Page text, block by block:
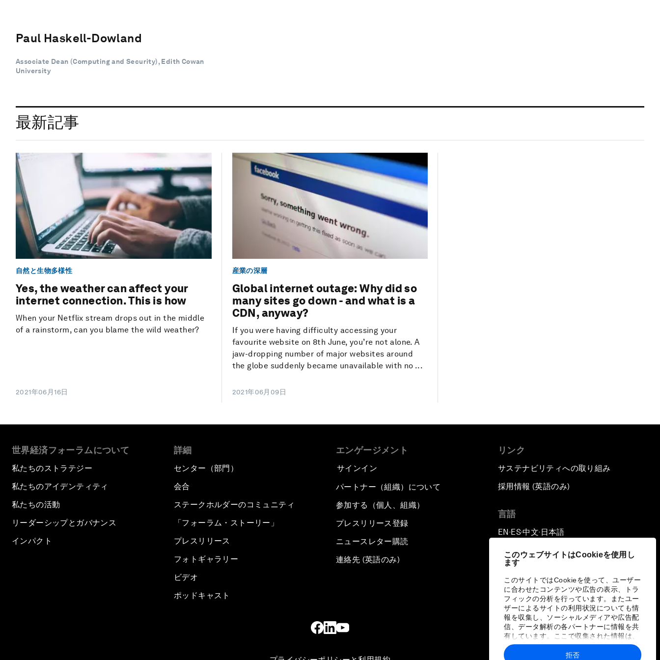
このウェブサイトはCookieを使用し
ます
このサイトではCookieを使って、ユーザー
に合わせたコンテンツや広告の表示、トラ
フィックの分析を行っています。またユー
ザーによるサイトの利用状況についても情
報を収集し、ソーシャルメディアや広告配
信、データ解析の各パートナーに情報を共
有しています。ここで収集された情報は、
ユーザーが各パートナーに提供した他の情
報や各パートナーのサービスを使用した際
拒否
Paul Haskell-Dowland
Associate Dean (Computing and Security), Edith Cowan
University
最新記事
自然と生物多様性
Yes, the weather can affect your
internet connection. This is how
When your Netflix stream drops out in the middle
of a rainstorm, can you blame the wild weather?
2021年06月16日
産業の深層
Global internet outage: Why did so
many sites go down - and what is a
CDN, anyway?
If you were having difficulty accessing your
favourite website on 8th June, you’re not alone. A
jaw-dropping number of major websites around
the globe suddenly became unavailable with no ...
2021年06月09日
世界経済フォーラムについて
私たちのストラテジー
私たちのアイデンティティ
私たちの活動
リーダーシップとガバナンス
インパクト
詳細
センター（部門）
会合
ステークホルダーのコミュニティ
「フォーラム・ストーリー」
プレスリリース
フォトギャラリー
ビデオ
ポッドキャスト
エンゲージメント
サインイン
パートナー（組織）について
参加する（個人、組織）
プレスリリース登録
ニュースレター購読
連絡先 (英語のみ)
リンク
サステナビリティへの取り組み
採用情報 (英語のみ)
言語
EN ▪ ES▪中文▪ 日本語